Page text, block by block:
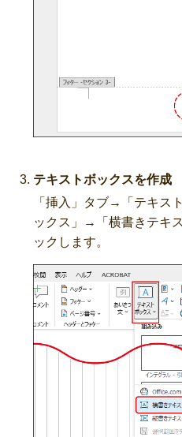
テキストボックスを作成
「挿入」タブ→「テキス
ックス」→「横書きテキ
ックします。